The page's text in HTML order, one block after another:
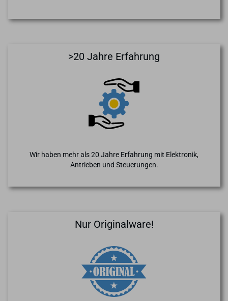
>20 Jahre Erfahrung
Wir haben mehr als 20 Jahre Erfahrung mit Elektronik,
Antrieben und Steuerungen.
Nur Originalware!